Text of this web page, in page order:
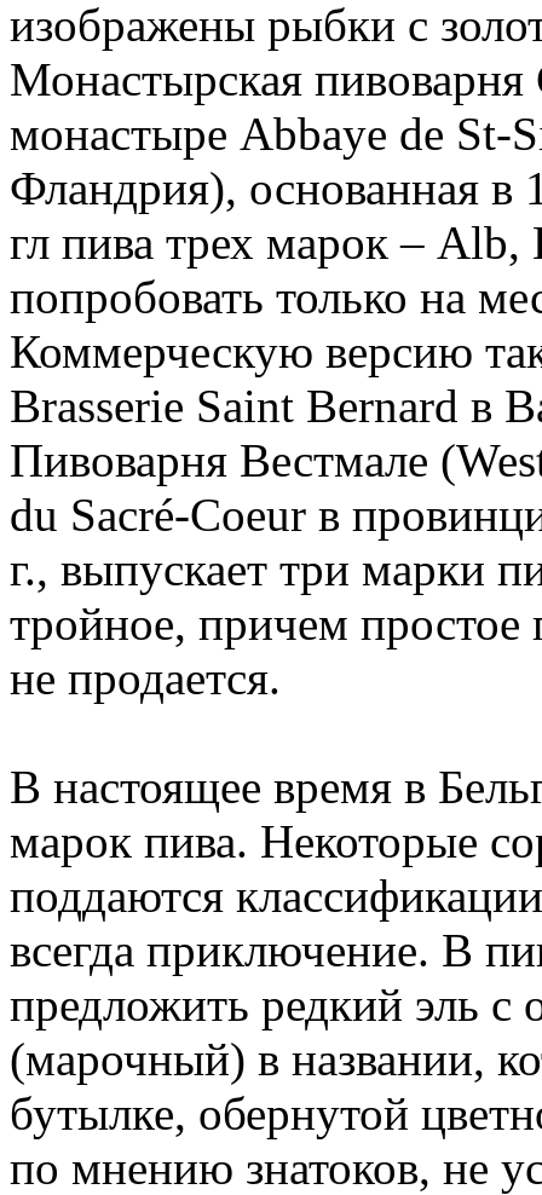
изображены рыбки с
Монастырская
монастыре Abbaye de St-
Фландрия), основанная в
гл пива трех марок –
попробовать только на
Коммерческую версию
Brasserie Saint Bernard в
Пивоварня Вестмале
du Sacré-Coeur в
г., выпускает три марки
тройное, причем
не продается.
В настоящее время в
марок пива. Некоторые
поддаются
всегда приключение. В
предложить редкий эль с
(марочный) в названии,
бутылке, обернутой
по мнению знатоков, не